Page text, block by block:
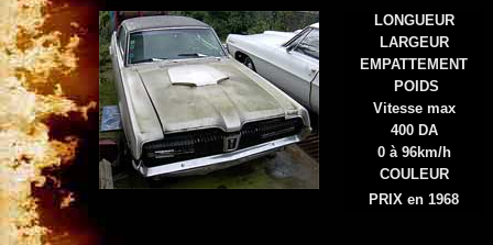
LONGUEUR
LARGEUR
EMPATTEMENT
POIDS
Vitesse max
400 DA
0 à 96km/h
COULEUR
PRIX en 1968